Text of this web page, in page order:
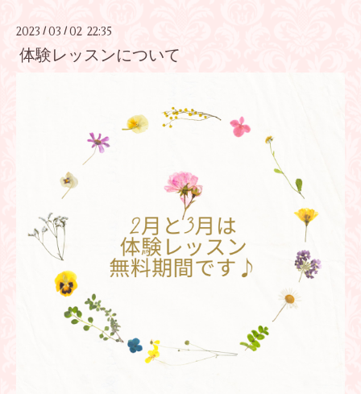
2023 /03 /02 22:35
体験レッスンについて